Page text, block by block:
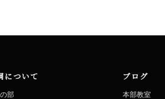
について
部
ブログ
本部教室